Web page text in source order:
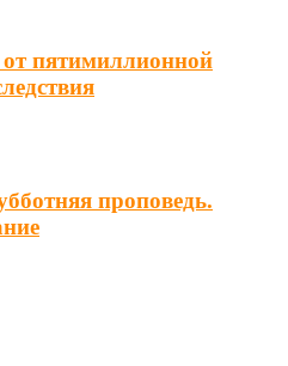
от пятимиллионной
проповедь.